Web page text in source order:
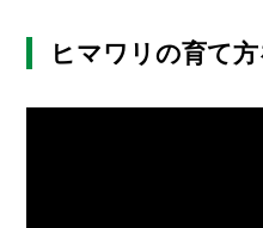
ヒマワリの育て